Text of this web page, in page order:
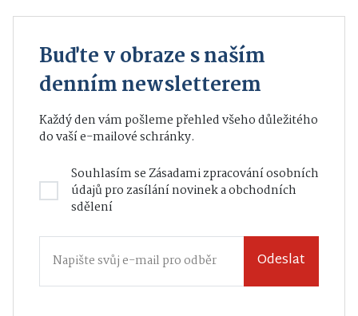
Buďte v obraze s naším
denním newsletterem
Každý den vám pošleme přehled všeho důležitého
do vaší e-mailové schránky.
Souhlasím seZásadami zpracování osobních
údajůpro zasílání novinek a obchodních
sdělení
Odeslat